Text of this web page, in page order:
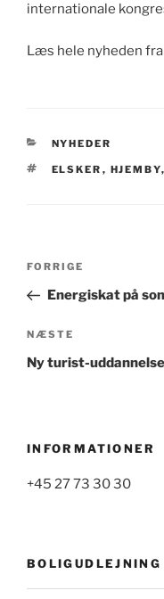
internationale
Læs hele nyheden fra
KATEGORIER
NYHEDER
TAGS
ELSKER , HJEMBY,
Forrige
indlæg
FORRIGE
Energiskat på
Næste
indlæg
NÆSTE
Ny turist-
INFORMATIONER
+45 27 73 30 30
BOLIGUDLEJNING